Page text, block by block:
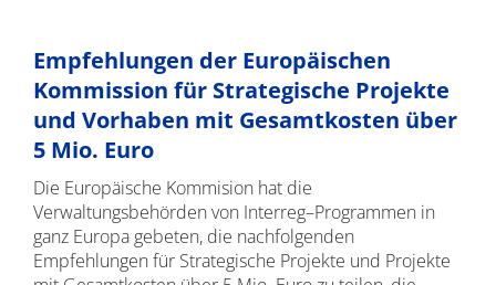
Empfehlungen der Europäischen
Kommission für Strategische Projekte
und Vorhaben mit Gesamtkosten über
5 Mio. Euro
Die Europäische Kommision hat die
Verwaltungsbehörden von Interreg–Programmen in
ganz Europa gebeten, die nachfolgenden
Empfehlungen für Strategische Projekte und Projekte